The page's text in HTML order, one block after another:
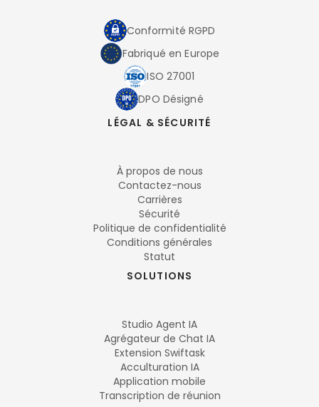
Conformité RGPD
Fabriqué en Europe
ISO 27001
DPO Désigné
LÉGAL & SÉCURITÉ
À propos de nous
Contactez-nous
Carrières
Sécurité
Politique de confidentialité
Conditions générales
Statut
SOLUTIONS
Studio Agent IA
Agrégateur de Chat IA
Extension Swiftask
Acculturation IA
Application mobile
Transcription de réunion